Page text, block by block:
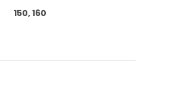
150, 160